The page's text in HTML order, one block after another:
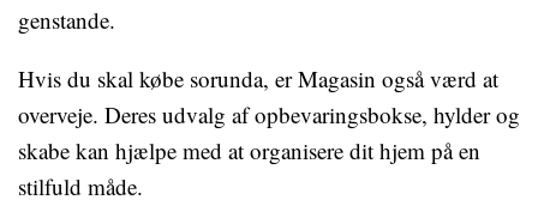
genstande.
Hvis du skal købe sorunda, er Magasin også værd at
overveje. Deres udvalg af opbevaringsbokse, hylder og
skabe kan hjælpe med at organisere dit hjem på en
stilfuld måde.